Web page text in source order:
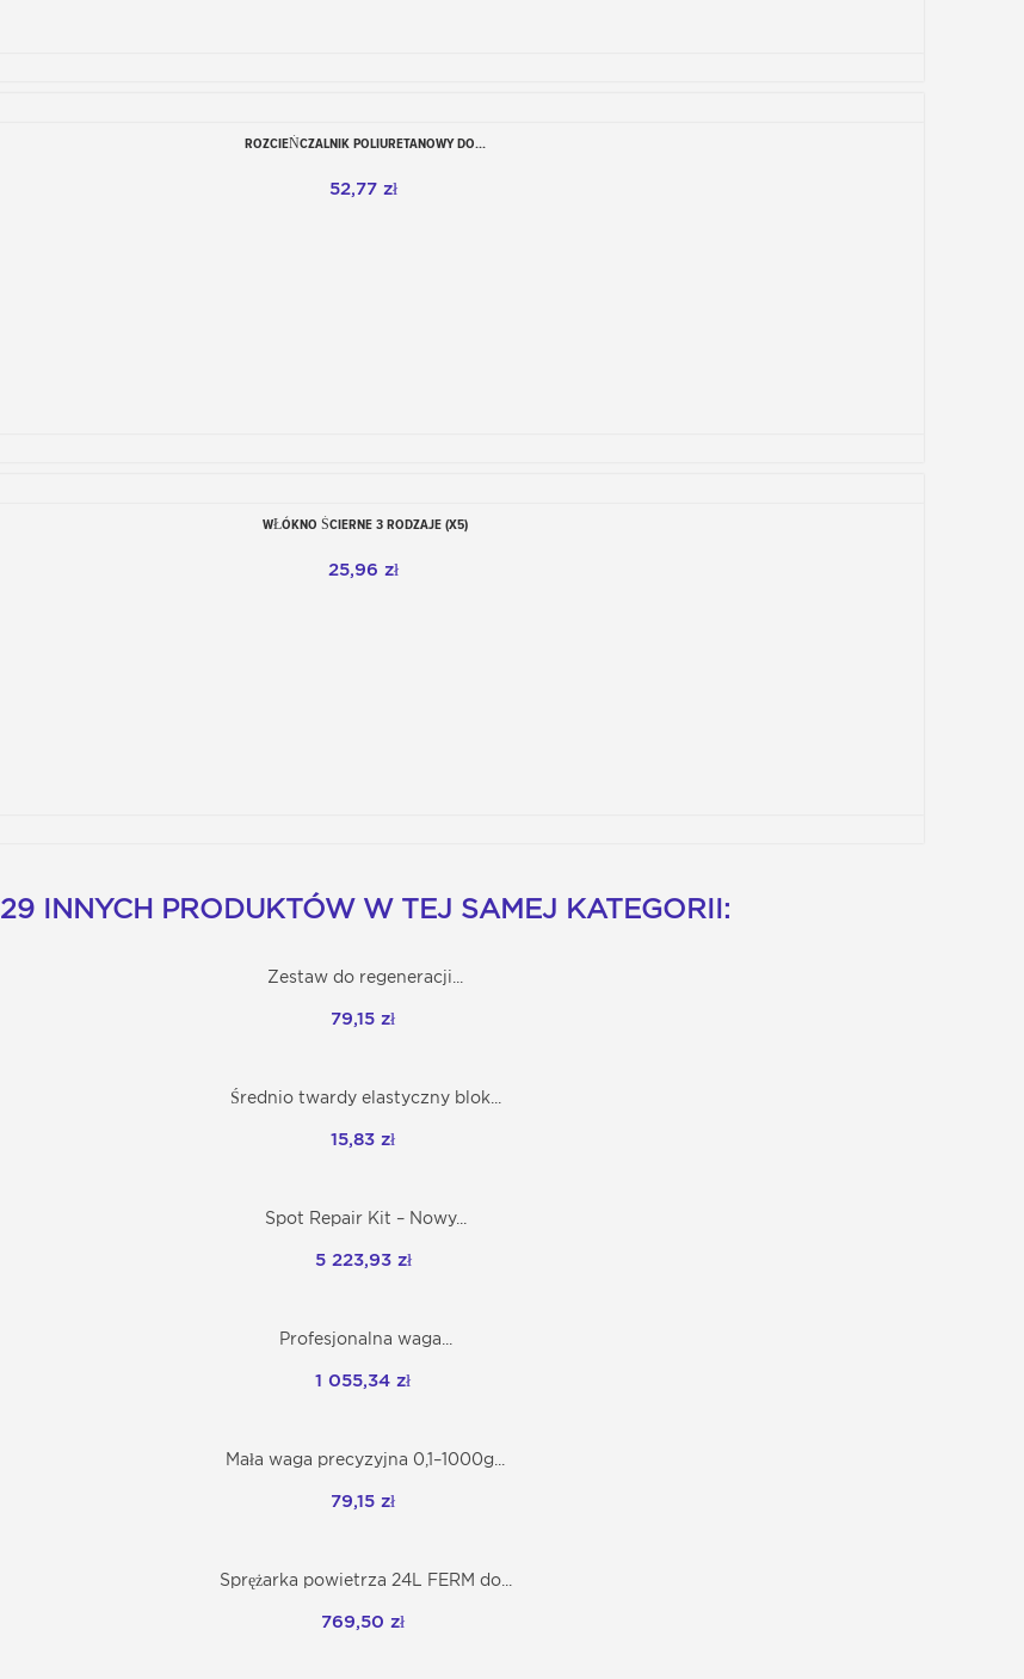
Dodaj do koszyka
ROZCIEŃCZALNIK POLIURETANOWY DO...
52,77 zł
Dodaj do koszyka
WŁÓKNO ŚCIERNE 3 RODZAJE (X5)
25,96 zł
29 INNYCH PRODUKTÓW W TEJ SAMEJ KATEGORII:
Dodaj do koszyka
Zestaw do regeneracji...
79,15 zł
Dodaj do koszyka
Średnio twardy elastyczny blok...
15,83 zł
Dodaj do koszyka
Spot Repair Kit – Nowy...
5 223,93 zł
Dodaj do koszyka
Profesjonalna waga...
1 055,34 zł
Dodaj do koszyka
Mała waga precyzyjna 0,1–1000g...
79,15 zł
Dodaj do koszyka
Sprężarka powietrza 24L FERM do...
769,50 zł